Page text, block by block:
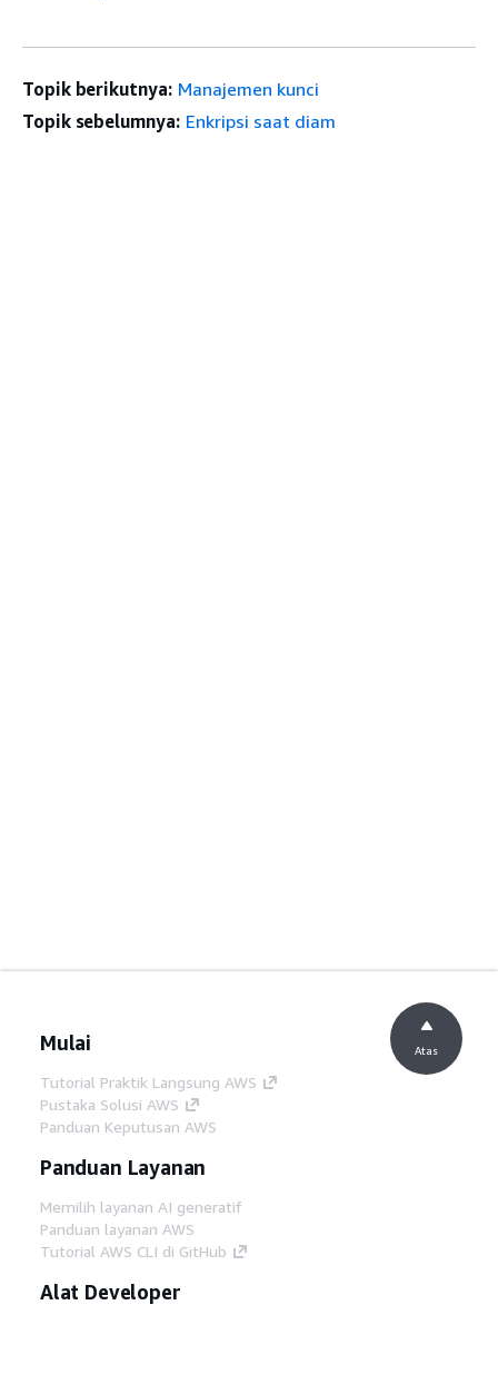
Topik berikutnya: Manajemen kunci
Topik sebelumnya: Enkripsi saat diam
Mulai
Tutorial Praktik Langsung AWS
Pustaka Solusi AWS
Panduan Keputusan AWS
Panduan Layanan
Memilih layanan AI generatif
Panduan layanan AWS
Tutorial AWS CLI di GitHub
Alat Developer
Atas